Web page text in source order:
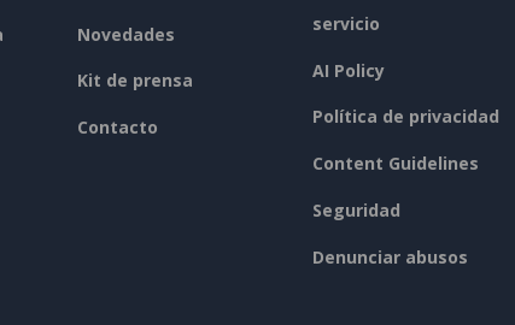
Novedades
Kit de prensa
Contacto
servicio
AI Policy
Política de privacidad
Content Guidelines
Seguridad
Denunciar abusos